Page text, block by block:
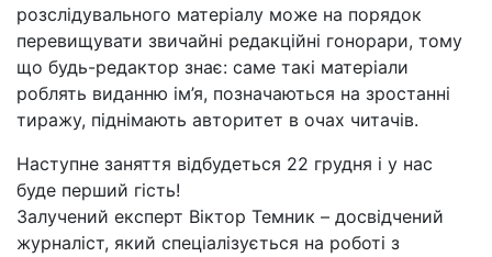
розслідувального матеріалу може на порядок
перевищувати звичайні редакційні гонорари, тому
що будь-редактор знає: саме такі матеріали
роблять виданню ім’я, позначаються на зростанні
тиражу, піднімають авторитет в очах читачів.
Наступне заняття відбудеться 22 грудня і у нас
буде перший гість!
Залучений експерт Віктор Темник – досвідчений
журналіст, який спеціалізується на роботі з